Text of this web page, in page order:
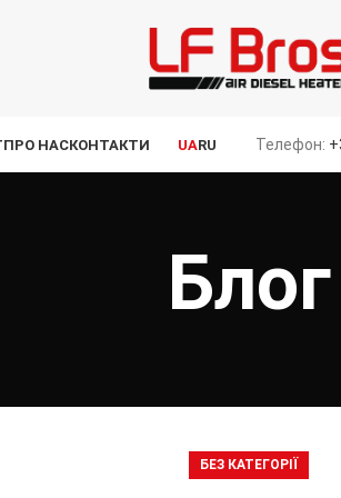
ПРО НАСКОНТАКТИ UARU Телефон:
Блог
БЕЗ КАТЕГОРІЇ